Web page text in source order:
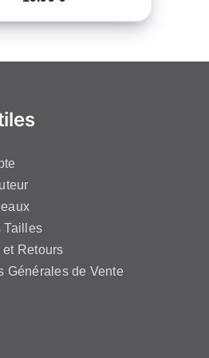
Tailles
et Retours
Générales de Vente